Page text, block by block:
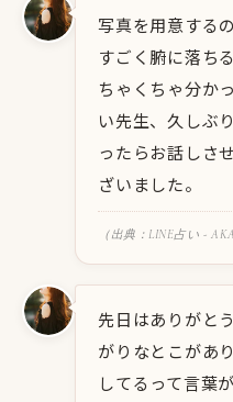
写真を用意する
すごく腑に落ち
ちゃくちゃ分か
い先生、久しぶ
ったらお話しさ
ざいました。
（出典：LINE占い -
先日はありがと
がりなとこがあ
してるって言葉